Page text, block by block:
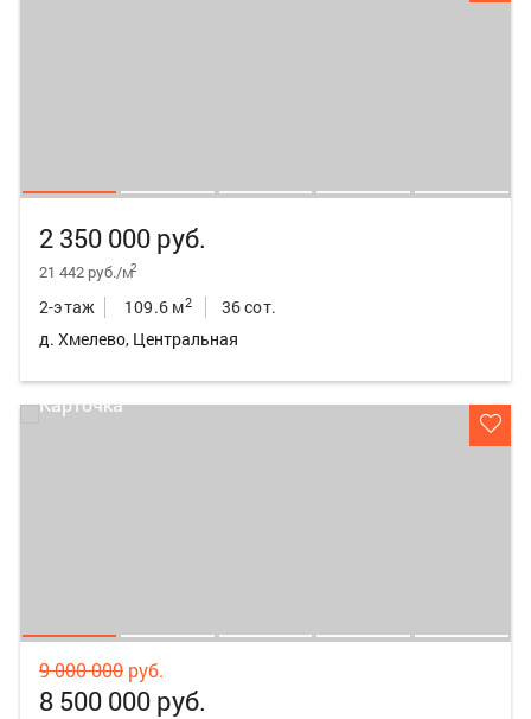
2 350 000 руб.
21 442 руб./м2
2-этаж 109.6 м2
36 сот.
д. Хмелево, Центральная
9 000 000 руб.
8 500 000 руб.